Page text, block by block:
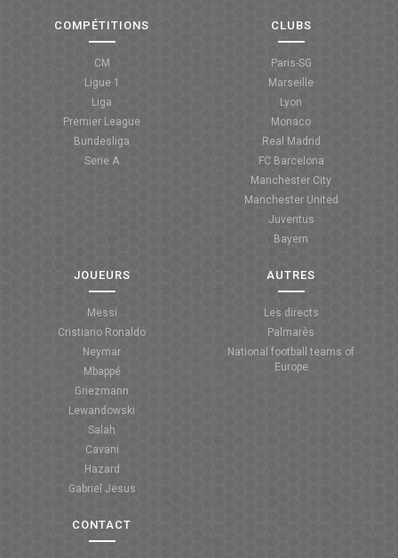
COMPÉTITIONS
CM
Ligue 1
Liga
Premier League
Bundesliga
Serie A
CLUBS
Paris-SG
Marseille
Lyon
Monaco
Real Madrid
FC Barcelona
Manchester City
Manchester United
Juventus
Bayern
JOUEURS
Messi
Cristiano Ronaldo
Neymar
Mbappé
Griezmann
Lewandowski
Salah
Cavani
Hazard
Gabriel Jesus
AUTRES
Les directs
Palmarès
National football teams of
Europe
CONTACT